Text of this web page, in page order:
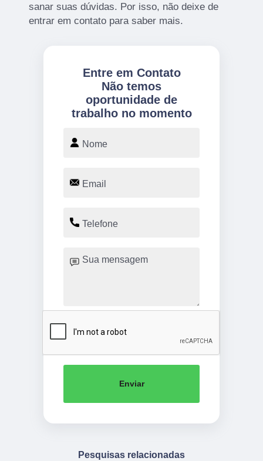
sanar suas dúvidas. Por isso, não deixe de
entrar em contato para saber mais.
Entre em Contato
Não temos
oportunidade de
trabalho no momento
Enviar
Pesquisas relacionadas